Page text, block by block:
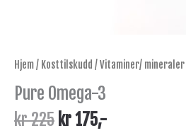
Hjem/ Kosttilskudd /Vitaminer/ mineraler
Pure Omega-3
kr225 kr175,-